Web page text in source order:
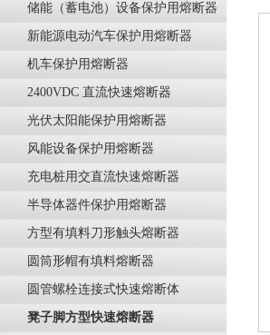
储能（蓄电池）设备保护用熔断器
新能源电动汽车保护用熔断器
机车保护用熔断器
2400VDC 直流快速熔断器
光伏太阳能保护用熔断器
风能设备保护用熔断器
充电桩用交直流快速熔断器
半导体器件保护用熔断器
方型有填料刀形触头熔断器
圆筒形帽有填料熔断器
圆管螺栓连接式快速熔断体
凳子脚方型快速熔断器